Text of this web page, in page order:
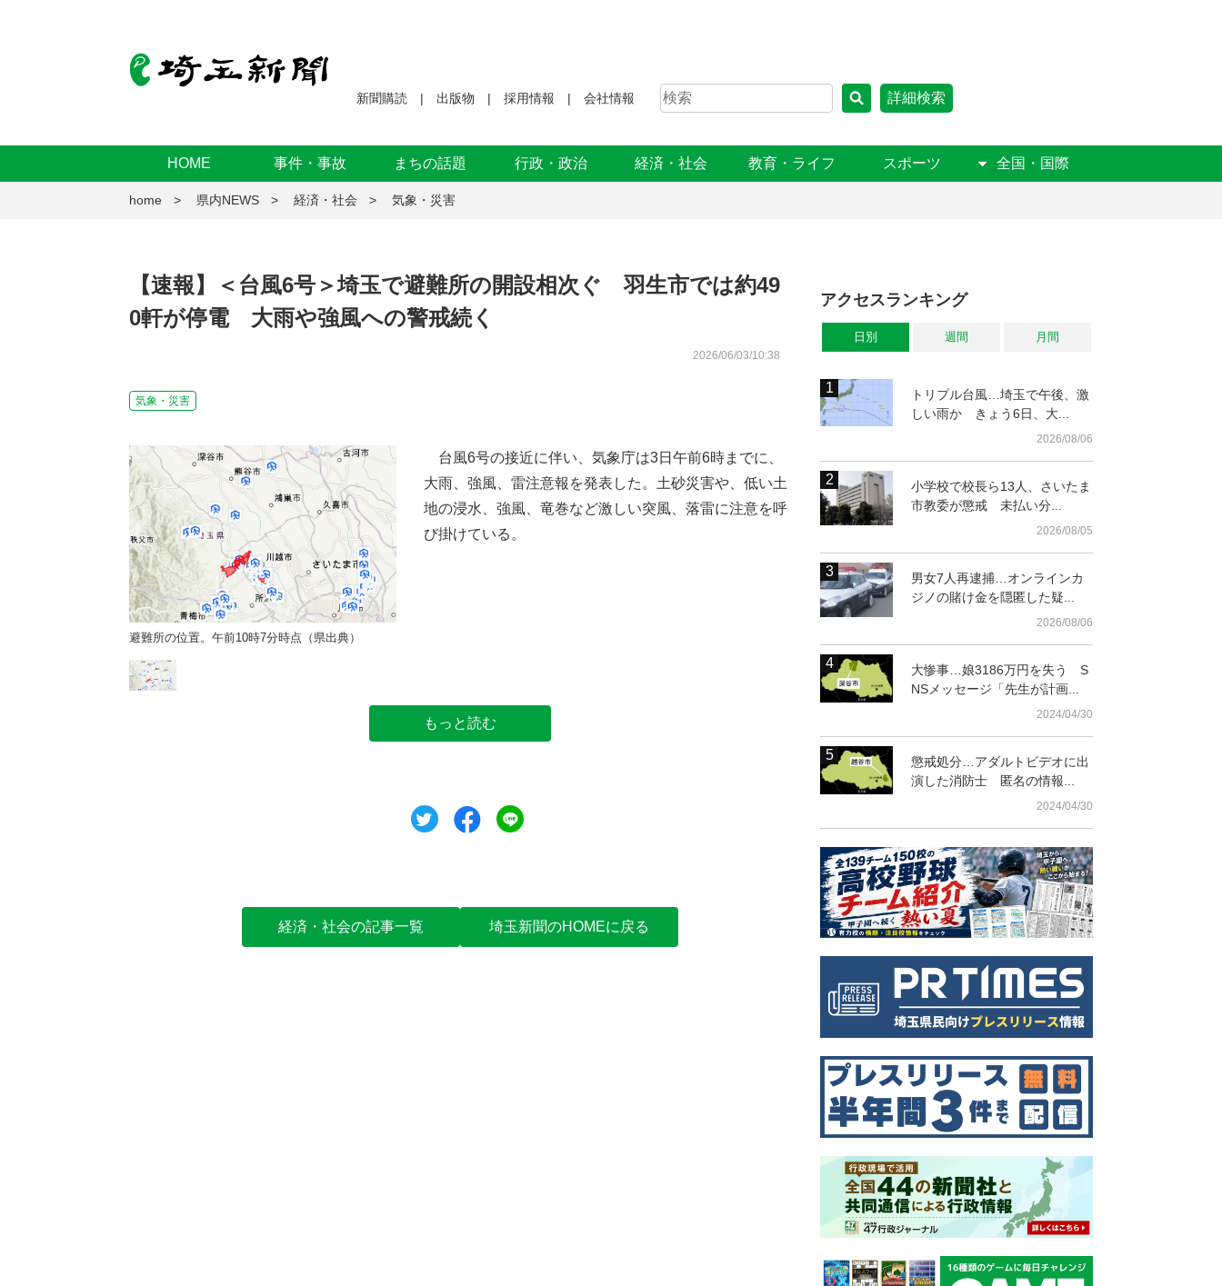
新聞購読 出版物 採用情報 会社情報 詳細検索
HOME 事件・事故 まちの話題 行政・政治 経済・社会 教育・ライフ スポーツ 全国・国際
home 県内NEWS 経済・社会 気象・災害
【速報】＜台風6号＞埼玉で避難所の開設相次ぐ 羽生市では約49
0軒が停電 大雨や強風への警戒続く
2026/06/03/10:38
気象・災害
避難所の位置。午前10時7分時点（県出典）
台風6号の接近に伴い、気象庁は3日午前6時までに、
大雨、強風、雷注意報を発表した。土砂災害や、低い土
地の浸水、強風、竜巻など激しい突風、落雷に注意を呼
び掛けている。
もっと読む
ツイートシェア
経済・社会の記事一覧 埼玉新聞のHOMEに戻る
アクセスランキング
日別 週間 月間
トリプル台風…埼玉で午後、激
しい雨か きょう6日、大...
2026/08/06
小学校で校長ら13人、さいたま
市教委が懲戒 未払い分...
2026/08/05
男女7人再逮捕…オンラインカ
ジノの賭け金を隠匿した疑...
2026/08/06
大惨事…娘3186万円を失う S
NSメッセージ「先生が計画...
2024/04/30
懲戒処分…アダルトビデオに出
演した消防士 匿名の情報...
2024/04/30